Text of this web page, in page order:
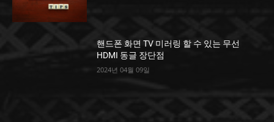
핸드폰 화면 TV 미러링 할 수 있는 무선
HDMI 동글 장단점
2024년 04월 09일